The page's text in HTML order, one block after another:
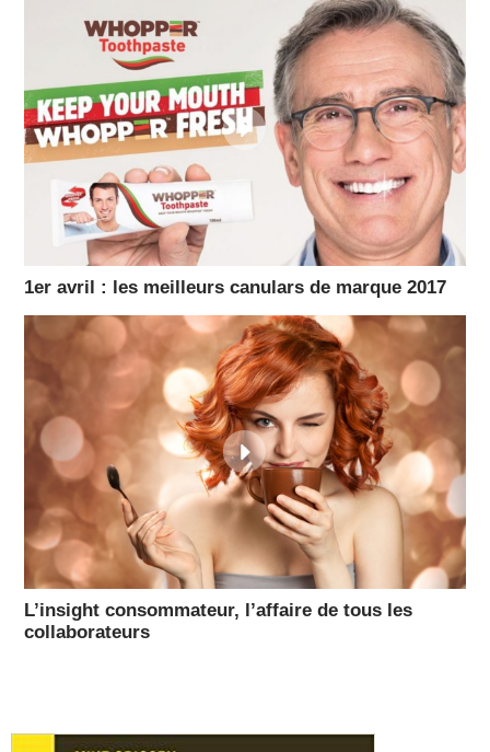
1er avril : les meilleurs canulars de marque 2017
L’insight consommateur, l’affaire de tous les
collaborateurs